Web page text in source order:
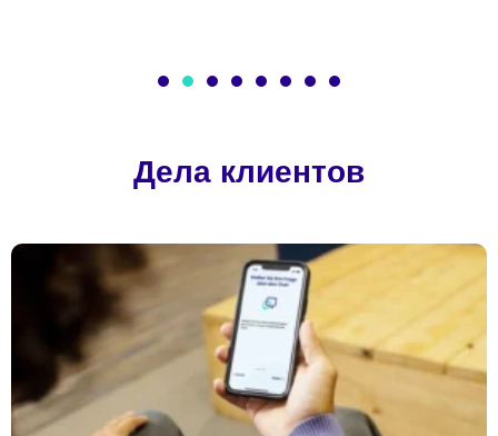
Дела клиентов